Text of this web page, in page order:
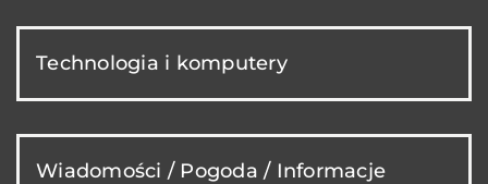
Technologia i komputery
Wiadomości / Pogoda / Informacje